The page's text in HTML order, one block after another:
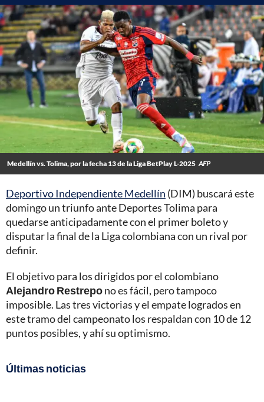
Medellín vs. Tolima, por la fecha 13 de la Liga BetPlay L-2025 AFP
Deportivo Independiente Medellín (DIM) buscará este
domingo un triunfo ante Deportes Tolima para
quedarse anticipadamente con el primer boleto y
disputar la final de la Liga colombiana con un rival por
definir.
El objetivo para los dirigidos por el colombiano
Alejandro Restrepono es fácil, pero tampoco
imposible. Las tres victorias y el empate logrados en
este tramo del campeonato los respaldan con 10 de 12
puntos posibles, y ahí su optimismo.
Últimas noticias